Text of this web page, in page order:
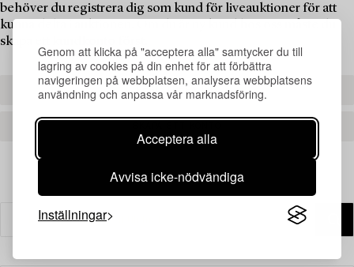
Genom att klicka på "acceptera alla" samtycker du till
lagring av cookies på din enhet för att förbättra
navigeringen på webbplatsen, analysera webbplatsens
användning och anpassa vår marknadsföring.
Acceptera alla
Avvisa icke-nödvändiga
Inställningar
behöver du registrera dig som kund för liveauktioner för att
kunna delta i auktionen. Om du är ny kund hos oss måste du
skapa ett kundkonto först.
REGISTRERA DIG